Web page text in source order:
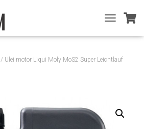
O
G
/ Ulei motor Liqui Moly MoS2 Super Leichtlauf